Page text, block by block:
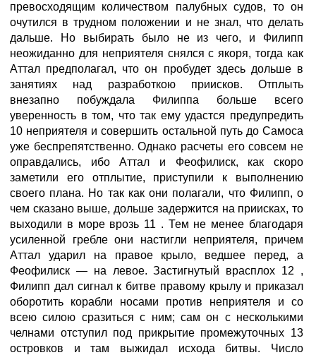
превосходящим количеством палубных судов, то он
очутился в трудном положении и не знал, что делать
дальше. Но выбирать было не из чего, и Филипп
неожиданно для неприятеля снялся с якоря, тогда как
Аттал предполагал, что он пробудет здесь дольше в
занятиях над разработкою приисков. Отплыть
внезапно побуждала Филиппа больше всего
уверенность в том, что так ему удастся предупредить
10 неприятеля и совершить остальной путь до Самоса
уже беспрепятственно. Однако расчеты его совсем не
оправдались, ибо Аттал и Феофилиск, как скоро
заметили его отплытие, приступили к выполнению
своего плана. Но так как они полагали, что Филипп, о
чем сказано выше, дольше задержится на приисках, то
выходили в море врозь 11 . Тем не менее благодаря
усиленной гребле они настигли неприятеля, причем
Аттал ударил на правое крыло, ведшее перед, а
Феофилиск — на левое. Застигнутый врасплох 12 ,
Филипп дал сигнал к битве правому крылу и приказал
оборотить корабли носами против неприятеля и со
всею силою сразиться с ним; сам он с несколькими
челнами отступил под прикрытие промежуточных 13
островков и там выжидал исхода битвы. Число